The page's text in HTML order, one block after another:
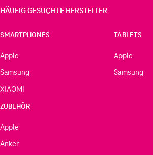
HÄUFIG GESUCHTE HERSTELLER
SMARTPHONES
Apple
Samsung
XIAOMI
TABLETS
Apple
Samsung
ZUBEHÖR
Apple
Anker